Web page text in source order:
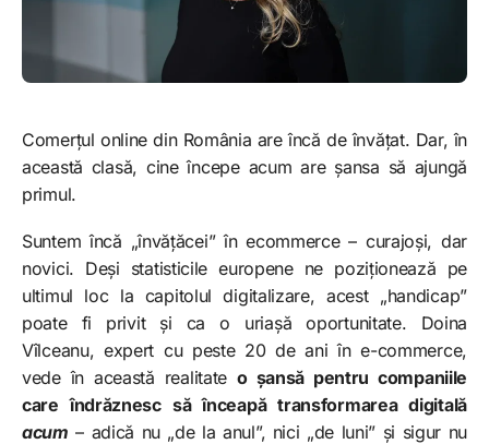
Comerțul online din România are încă de învățat. Dar, în
această clasă, cine începe acum are șansa să ajungă
primul.
Suntem încă „învățăcei” în ecommerce – curajoși, dar
novici. Deși statisticile europene ne poziționează pe
ultimul loc la capitolul digitalizare, acest „handicap”
poate fi privit și ca o uriașă oportunitate. Doina
Vîlceanu, expert cu peste 20 de ani în e-commerce,
vede în această realitate o șansă pentru companiile
care îndrăznesc să înceapă transformarea digitală
acum – adică nu „de la anul”, nici „de luni” și sigur nu